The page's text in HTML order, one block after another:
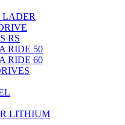
RS
RIDE 50
RIDE 60
LITHIUM